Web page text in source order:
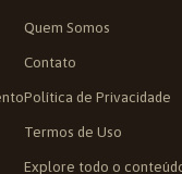
Quem Somos
Contato
Política de Privacidade
Termos de Uso
Explore todo o